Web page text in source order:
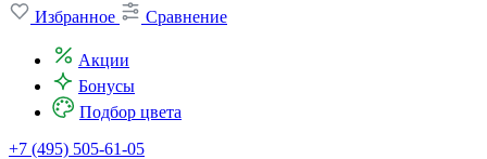
Избранное
Сравнение
Акции
Бонусы
Подбор цвета
+7 (495) 505-61-05